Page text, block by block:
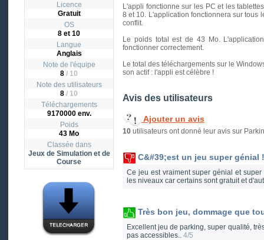
Licence
Gratuit
OS
8 et 10
Langue
Anglais
Note de l'équipe
8 / 10
Note des utilisateurs
8 / 10
Téléchargements
9170000 env.
Poids
43 Mo
Classée dans
Jeux de Simulation et de
Course
L'appli fonctionne sur les PC et les
8 et 10. L'application fonctionnera sur tous
conflit.
Le poids total est de 43 Mo.
fonctionner correctement.
Le total des téléchargements sur le
son actif : l'appli est célèbre !
Avis des utilisateurs
Ajouter un avis
10 utilisateurs ont donné leur avis sur
C&#39;est un jeu super génial
Ce jeu est vraiment super génial et
les niveaux car certains sont gratuit et
Très bon jeu, dommage que
Excellent jeu de parking, super qualité,
pas accessibles.. 4/5